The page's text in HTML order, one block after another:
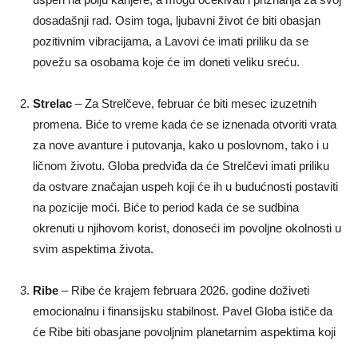
dosadašnji rad. Osim toga, ljubavni život će biti obasjan
pozitivnim vibracijama, a Lavovi će imati priliku da se
povežu sa osobama koje će im doneti veliku sreću.
Strelac – Za Strelčeve, februar će biti mesec izuzetnih
promena. Biće to vreme kada će se iznenada otvoriti vrata
za nove avanture i putovanja, kako u poslovnom, tako i u
ličnom životu. Globa predviđa da će Strelčevi imati priliku
da ostvare značajan uspeh koji će ih u budućnosti postaviti
na pozicije moći. Biće to period kada će se sudbina
okrenuti u njihovom korist, donoseći im povoljne okolnosti u
svim aspektima života.
Ribe – Ribe će krajem februara 2026. godine doživeti
emocionalnu i finansijsku stabilnost. Pavel Globa ističe da
će Ribe biti obasjane povoljnim planetarnim aspektima koji